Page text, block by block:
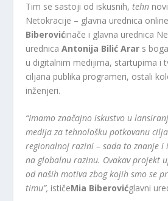
Tim se sastoji od iskusnih,tehn
Netokracije – glavna urednica
Biberovićinače i glavna urednica
urednicaAntonija Bilić Arar s
u digitalnim medijima, startupima i
ciljana publika programeri, ostali
inženjeri.
“Imamo značajno iskustvo u
medija za tehnološku potkovanu
regionalnoj razini – sada to znanje i
na globalnu razinu. Ovakav projekt
od naših motiva zbog kojih smo se
timu”, ističeMia Biberovićglavni